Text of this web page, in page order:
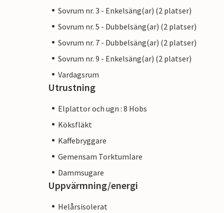
Sovrum nr. 3 - Enkelsäng(ar) (2 platser)
Sovrum nr. 5 - Dubbelsäng(ar) (2 platser)
Sovrum nr. 7 - Dubbelsäng(ar) (2 platser)
Sovrum nr. 9 - Enkelsäng(ar) (2 platser)
Vardagsrum
Utrustning
Elplattor och ugn : 8 Hobs
Köksfläkt
Kaffebryggare
Gemensam Torktumlare
Dammsugare
Uppvärmning/energi
Helårsisolerat